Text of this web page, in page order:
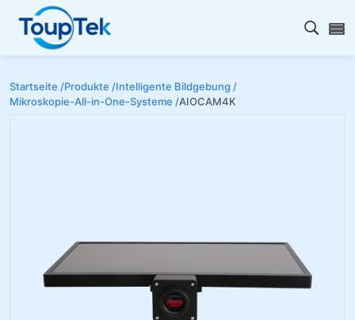
Open
Startseite /Produkte /Intelligente Bildgebung /
Mikroskopie-All-in-One-Systeme /AIOCAM4K